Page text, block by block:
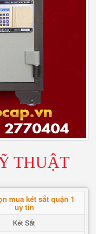
THUẬT
mua két sắt quận 1
uy tín
Két Sắt